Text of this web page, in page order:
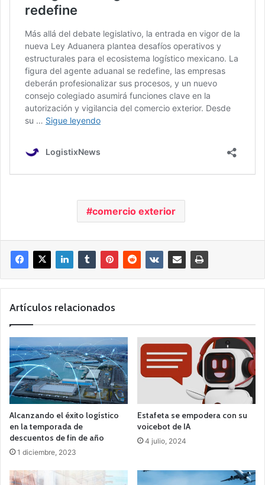
comercio exterior
Artículos relacionados
Alcanzando el éxito logístico
en la temporada de
descuentos de fin de año
1 diciembre, 2023
Estafeta se empodera con su
voicebot de IA
4 julio, 2024